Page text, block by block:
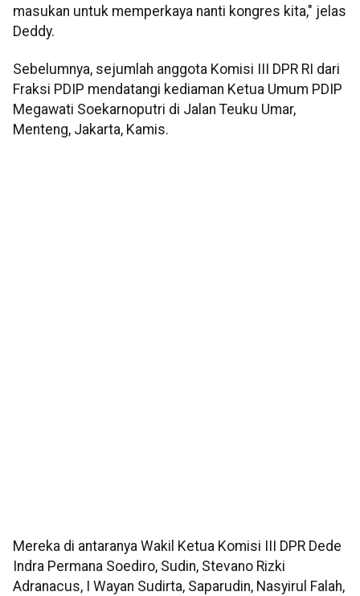
masukan untuk memperkaya nanti kongres kita," jelas
Deddy.
Sebelumnya, sejumlah anggota Komisi III DPR RI dari
Fraksi PDIP mendatangi kediaman Ketua Umum PDIP
Megawati Soekarnoputri di Jalan Teuku Umar,
Menteng, Jakarta, Kamis.
Mereka di antaranya Wakil Ketua Komisi III DPR Dede
Indra Permana Soediro, Sudin, Stevano Rizki
Adranacus, I Wayan Sudirta, Saparudin, Nasyirul Falah,